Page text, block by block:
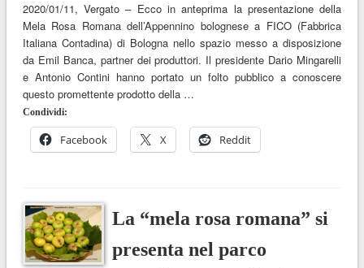
2020/01/11, Vergato – Ecco in anteprima la presentazione della
Mela Rosa Romana dell’Appennino bolognese a FICO (Fabbrica
Italiana Contadina) di Bologna nello spazio messo a disposizione
da Emil Banca, partner dei produttori. Il presidente Dario Mingarelli
e Antonio Contini hanno portato un folto pubblico a conoscere
questo promettente prodotto della …
Condividi:
Facebook X Reddit
La “mela rosa romana” si
presenta nel parco